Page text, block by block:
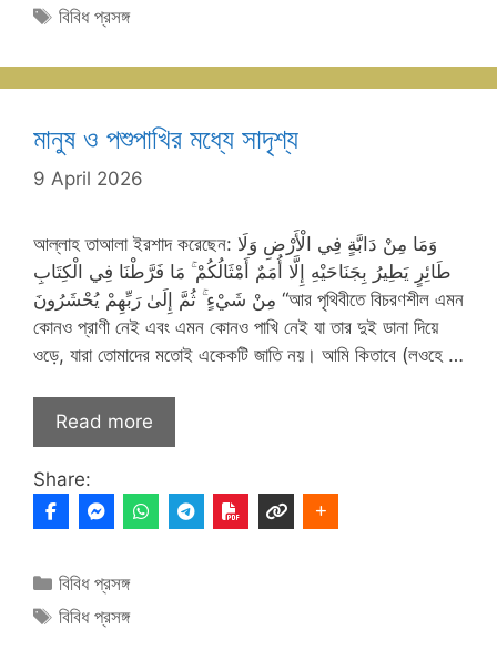
Tags
বিবিধ প্রসঙ্গ
মানুষ ও পশুপাখির মধ্যে সাদৃশ্য
9 April 2026
আল্লাহ তাআলা ইরশাদ করেছেন: وَمَا مِنْ دَابَّةٍ فِي الْأَرْضِ وَلَا
طَائِرٍ يَطِيرُ بِجَنَاحَيْهِ إِلَّا أُمَمٌ أَمْثَالُكُمْ ۚ مَا فَرَّطْنَا فِي الْكِتَابِ
مِنْ شَيْءٍ ۚ ثُمَّ إِلَىٰ رَبِّهِمْ يُحْشَرُونَ “আর পৃথিবীতে বিচরণশীল এমন
কোনও প্রাণী নেই এবং এমন কোনও পাখি নেই যা তার দুই ডানা দিয়ে
ওড়ে, যারা তোমাদের মতোই একেকটি জাতি নয়। আমি কিতাবে (লওহে …
Read more
Share:
Categories
বিবিধ প্রসঙ্গ
Tags
বিবিধ প্রসঙ্গ